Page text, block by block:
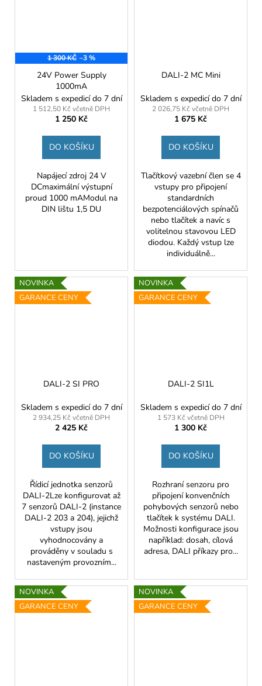
1 300 KČ –3 %
24V Power Supply
1000mA
Skladem s expedicí do 7 dní
1 512,50 Kč včetně DPH
1 250 Kč
DO KOŠÍKU
Napájecí zdroj 24 V
DCmaximální výstupní
proud 1000 mAModul na
DIN lištu 1,5 DU
DALI-2 MC Mini
Skladem s expedicí do 7 dní
2 026,75 Kč včetně DPH
1 675 Kč
DO KOŠÍKU
Tlačítkový vazební člen se 4
vstupy pro připojení
standardních
bezpotenciálových spínačů
nebo tlačítek a navíc s
volitelnou stavovou LED
diodou. Každý vstup lze
individuálně...
NOVINKA
GARANCE CENY
DALI-2 SI PRO
Skladem s expedicí do 7 dní
2 934,25 Kč včetně DPH
2 425 Kč
DO KOŠÍKU
Řídicí jednotka senzorů
DALI-2Lze konfigurovat až
7 senzorů DALI-2 (instance
DALI-2 203 a 204), jejichž
vstupy jsou
vyhodnocovány a
prováděny v souladu s
nastaveným provozním...
NOVINKA
GARANCE CENY
DALI-2 SI1L
Skladem s expedicí do 7 dní
1 573 Kč včetně DPH
1 300 Kč
DO KOŠÍKU
Rozhraní senzoru pro
připojení konvenčních
pohybových senzorů nebo
tlačítek k systému DALI.
Možnosti konfigurace jsou
například: dosah, cílová
adresa, DALI příkazy pro...
NOVINKA
GARANCE CENY
NOVINKA
GARANCE CENY